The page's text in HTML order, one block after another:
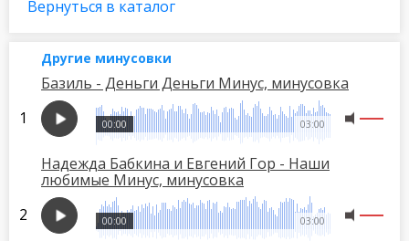
Вернуться в каталог
Другие минусовки
Базиль - Деньги Деньги Минус, минусовка
03:00
00:00
Надежда Бабкина и Евгений Гор - Наши
любимые Минус, минусовка
03:00
00:00